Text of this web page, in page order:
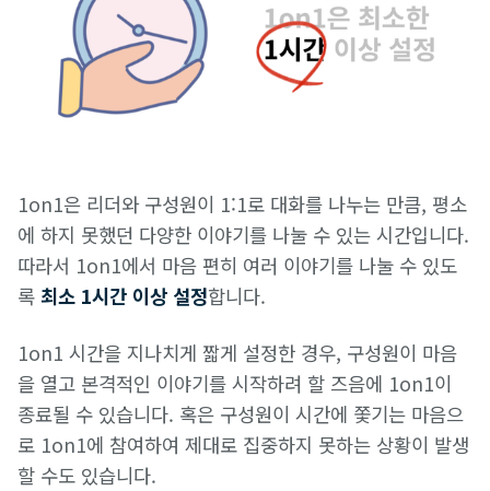
1on1은 리더와 구성원이 1:1로 대화를 나누는 만큼, 평소
에 하지 못했던 다양한 이야기를 나눌 수 있는 시간입니다.
따라서 1on1에서 마음 편히 여러 이야기를 나눌 수 있도
록 최소 1시간 이상 설정합니다.
1on1 시간을 지나치게 짧게 설정한 경우, 구성원이 마음
을 열고 본격적인 이야기를 시작하려 할 즈음에 1on1이
종료될 수 있습니다. 혹은 구성원이 시간에 쫓기는 마음으
로 1on1에 참여하여 제대로 집중하지 못하는 상황이 발생
할 수도 있습니다.